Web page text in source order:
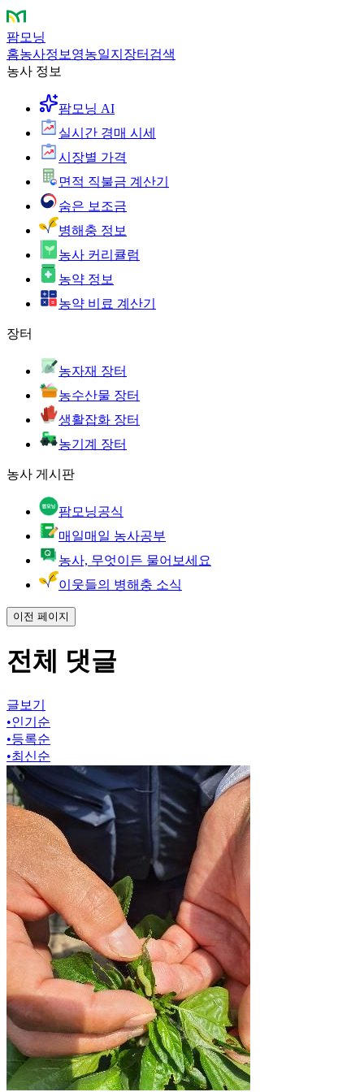
팜모닝
홈농사정보 영농일지 장터 검색
농사 정보
팜모닝 AI
실시간 경매 시세
시장별 가격
면적 직불금 계산기
숨은 보조금
병해충 정보
농사 커리큘럼
농약 정보
농약 비료 계산기
장터
농자재 장터
농수산물 장터
생활잡화 장터
농기계 장터
농사 게시판
팜모닝공식
매일매일 농사공부
농사, 무엇이든 물어보세요
이웃들의 병해충 소식
이전 페이지
전체 댓글
글보기
•인기순
•등록순
•최신순